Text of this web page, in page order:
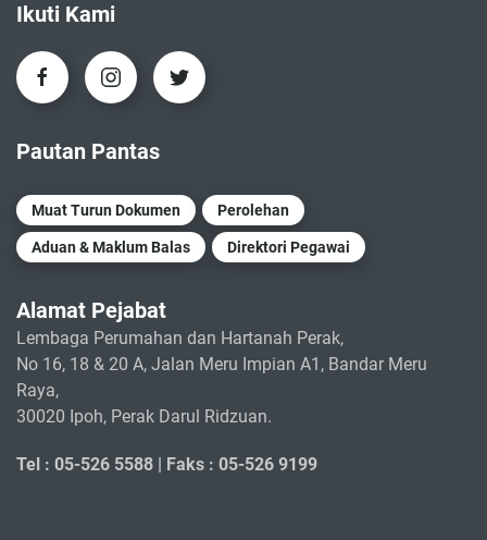
Ikuti Kami
Pautan Pantas
Muat Turun Dokumen Perolehan
Aduan & Maklum Balas Direktori Pegawai
Alamat Pejabat
Lembaga Perumahan dan Hartanah Perak,
No 16, 18 & 20 A, Jalan Meru Impian A1, Bandar Meru
Raya,
30020 Ipoh, Perak Darul Ridzuan.
Tel : 05-526 5588 | Faks : 05-526 9199